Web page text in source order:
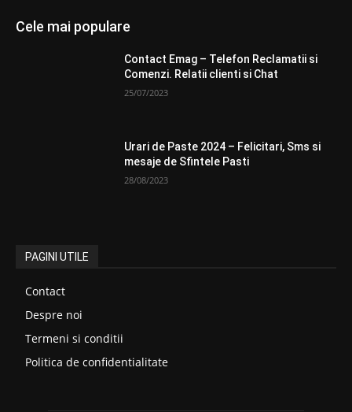
Cele mai populare
Contact Emag – Telefon Reclamatii si
Comenzi. Relatii clienti si Chat
25/07/2023
Urari de Paste 2024 – Felicitari, Sms si
mesaje de Sfintele Pasti
28/08/2023
PAGINI UTILE
Contact
Despre noi
Termeni si conditii
Politica de confidentialitate